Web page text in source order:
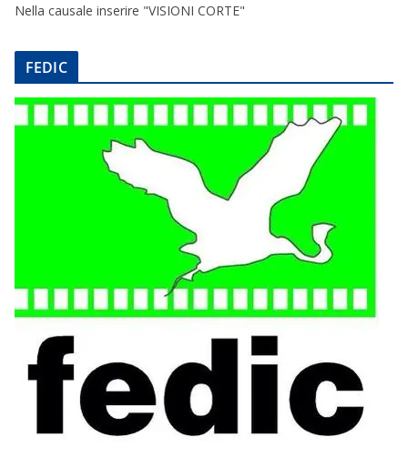
Nella causale inserire "VISIONI CORTE"
FEDIC